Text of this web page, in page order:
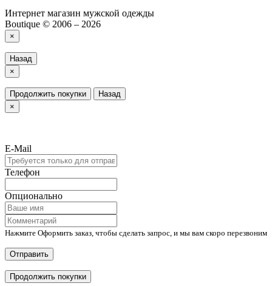
Интернет магазин мужской одежды
Boutique © 2006 – 2026
×
Назад
×
Продолжить покупки
Назад
×
E-Mail
Телефон
Опционально
Нажмите Оформить заказ, чтобы сделать запрос, и мы вам скоро перезвоним
Отправить
Продолжить покупки